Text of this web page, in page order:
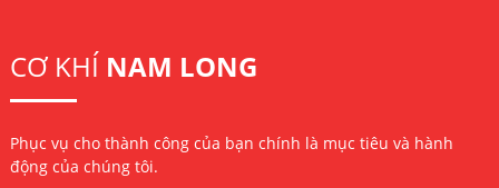
CƠ KHÍ NAM LONG
Phục vụ cho thành công của bạn chính là mục tiêu và hành
động của chúng tôi.